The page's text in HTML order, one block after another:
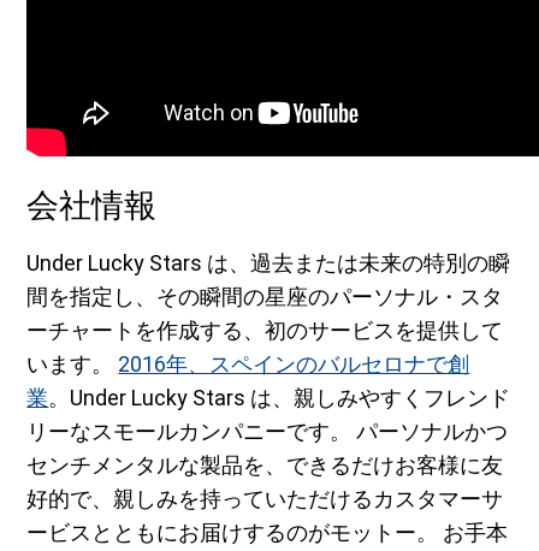
会社情報
Under Lucky Stars は、過去または未来の特別の瞬
間を指定し、その瞬間の星座のパーソナル・スタ
ーチャートを作成する、初のサービスを提供して
います。 2016年、スペインのバルセロナで創
業。Under Lucky Stars は、親しみやすくフレンド
リーなスモールカンパニーです。 パーソナルかつ
センチメンタルな製品を、できるだけお客様に友
好的で、親しみを持っていただけるカスタマーサ
ービスとともにお届けするのがモットー。 お手本